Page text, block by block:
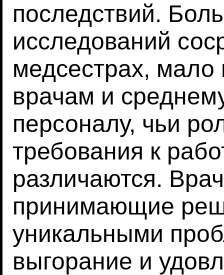
последствий.
исследований
медсестрах, мало
врачам и
персоналу, чьи
требования к
различаются.
принимающие
уникальными
выгорание и